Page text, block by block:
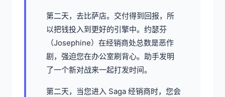
第二天，去比萨店。交付得到回报，所
以把钱投入到更好的引擎中。约瑟芬
（Josephine）在经销商处总数是恶作
剧，强迫您在办公室刷背心。助手发明
了一个新对战来一起打发时间。
第二天，当您进入 Saga 经销商时，您会